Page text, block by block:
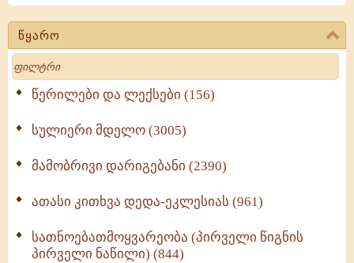
წყარო
Search
წერილები და ლექსები (156)
სულიერი მდელო (3005)
მამობრივი დარიგებანი (2390)
ათასი კითხვა დედა-ეკლესიას (961)
სათნოებათმოყვარეობა (პირველი წიგნის
პირველი ნაწილი) (844)